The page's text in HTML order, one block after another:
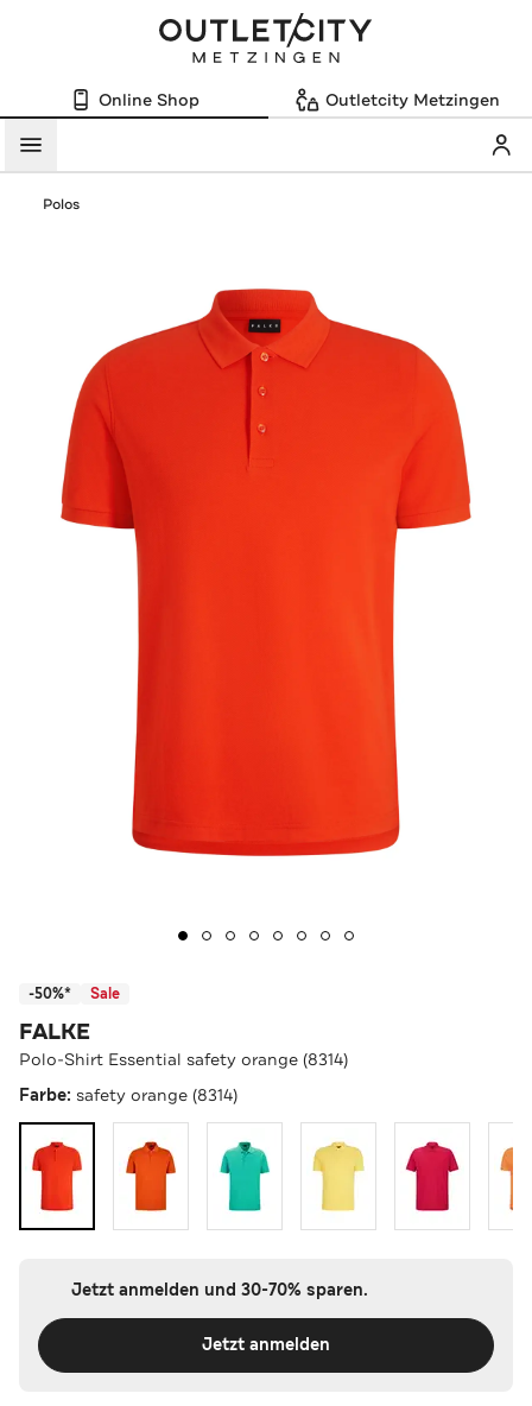
Online Shop Outletcity Metzingen
Menü
Polos
-50%* Sale
FALKE
Polo-Shirt Essential safety orange (8314)
Farbe: safety orange (8314)
Jetzt anmelden und 30-70% sparen.
Jetzt anmelden